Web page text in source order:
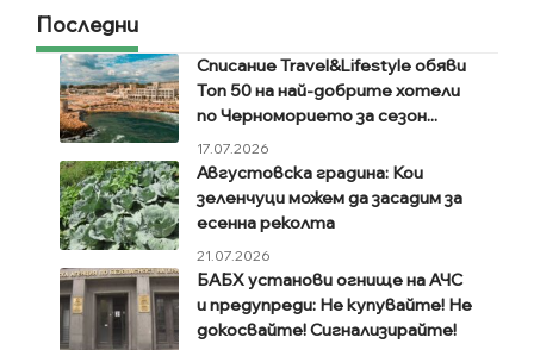
Последни
Списание Travel&Lifestyle обяви
Топ 50 на най-добрите хотели
по Черноморието за сезон...
17.07.2026
Августовска градина: Кои
зеленчуци можем да засадим за
есенна реколта
21.07.2026
БАБХ установи огнище на АЧС
и предупреди: Не купувайте! Не
докосвайте! Сигнализирайте!